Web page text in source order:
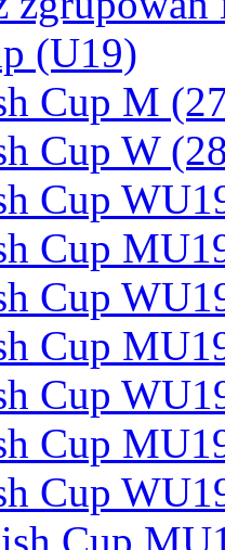
(U19)
Cup M
Cup W
Cup
Cup
Cup
Cup
Cup
Cup
Cup
Cup